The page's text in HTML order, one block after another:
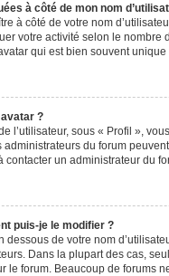
à côté de mon nom
à côté de votre nom
votre activité selon le
qui est bien souvent
?
l’utilisateur, sous « Profil »,
administrateurs du forum
contacter un administrateur du
puis-je le modifier ?
dessous de votre nom
Dans la plupart des cas,
le forum. Beaucoup de forums